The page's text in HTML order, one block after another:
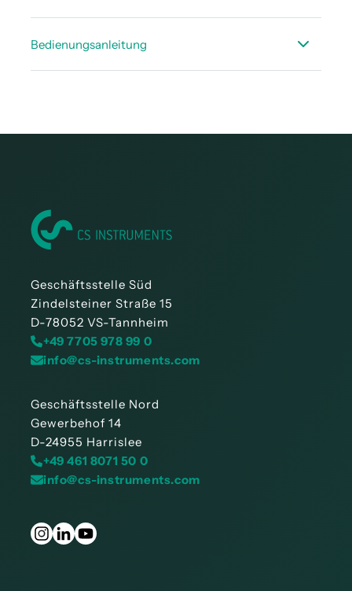
Verbrauchsmessung
Bedienungsanleitung
Geschäftsstelle Süd
Zindelsteiner Straße 15
D-78052 VS-Tannheim
+49 7705 978 99 0
info@cs-instruments.com
Geschäftsstelle Nord
Gewerbehof 14
D-24955 Harrislee
+49 461 8071 50 0
info@cs-instruments.com